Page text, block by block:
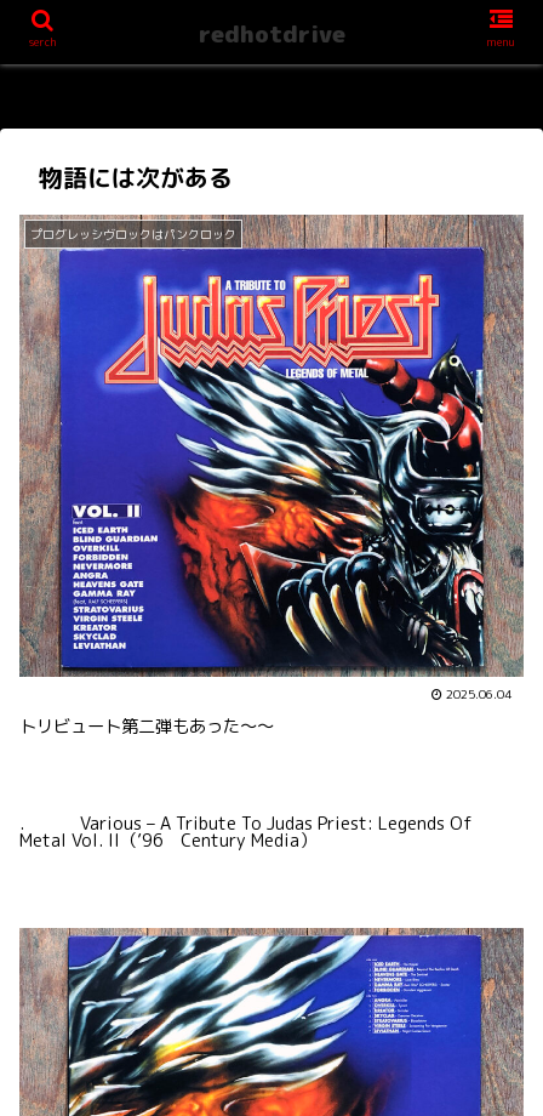
物語には次がある
プログレッシヴロックはパンクロック
2025.06.04
トリビュート第二弾もあった〜〜
. Various – A Tribute To Judas Priest: Legends Of
Metal Vol. II（’96 Century Media）
serch redhotdrive menu